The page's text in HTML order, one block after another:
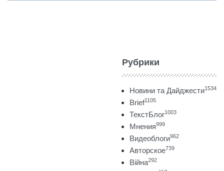
Рубрики
Новини та Дайджести1534
Brief1105
ТекстБлог1003
Мнения999
Видеоблоги962
Авторское739
Війна292